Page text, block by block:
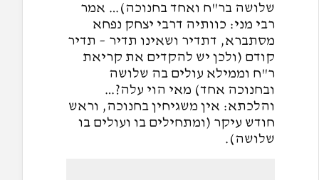
שלושה בר"ח ואחד בחנוכה)… אמר
רבי מני: כוותיה דרבי יצחק נפחא
מסתברא, דתדיר ושאינו תדיר – תדיר
קודם (ולכן יש להקדים את קריאת
ר"ח וממילא עולים בה שלושה
ובחנוכה אחד) מאי הוי עלה?…
והלכתא: אין משגיחין בחנוכה, וראש
חודש עיקר (ומתחילים בו ועולים בו
שלושה).